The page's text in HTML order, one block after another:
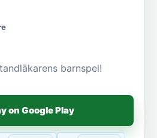
barnspel!
on Google Play